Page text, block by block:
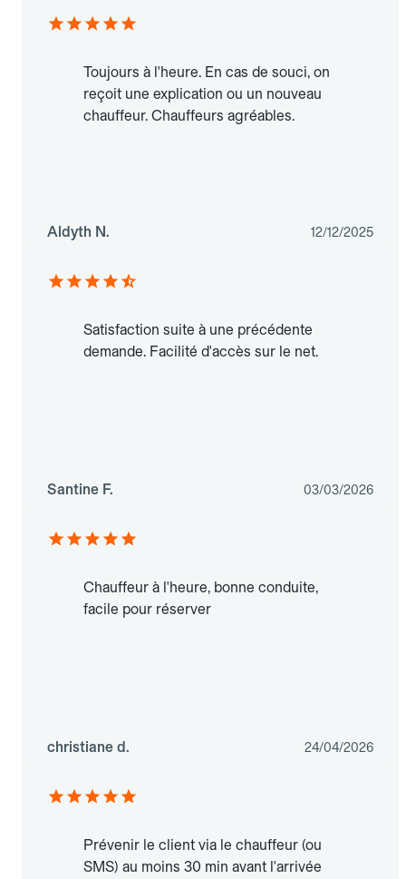
Toujours à l'heure. En cas de souci, on
reçoit une explication ou un nouveau
chauffeur. Chauffeurs agréables.
Aldyth N. 12/12/2025
Satisfaction suite à une précédente
demande. Facilité d'accès sur le net.
Santine F. 03/03/2026
Chauffeur à l'heure, bonne conduite,
facile pour réserver
christiane d. 24/04/2026
Prévenir le client via le chauffeur (ou
SMS) au moins 30 min avant l'arrivée